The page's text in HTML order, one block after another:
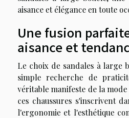
aisance et élégance en toute
Une fusion
aisance et
Le choix de sandales à large
simple recherche de
véritable manifeste de la
ces chaussures s'inscrivent
l'ergonomie et l'esthétique